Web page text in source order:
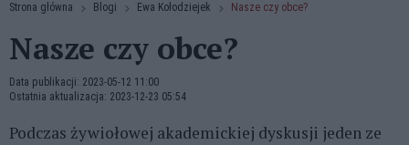
Strona główna Blogi Ewa Kołodziejek Nasze czy obce?
Nasze czy obce?
Data publikacji: 2023-05-12 11:00
Ostatnia aktualizacja: 2023-12-23 05:54
Podczas żywiołowej akademickiej dyskusji jeden ze